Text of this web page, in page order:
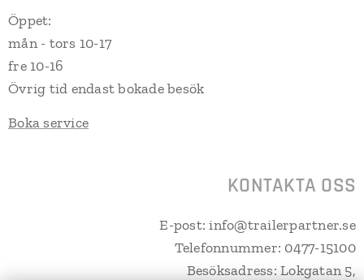
Öppet:
mån - tors 10-17
fre 10-16
Övrig tid endast bokade besök
Boka service
KONTAKTA OSS
E-post: info@trailerpartner.se
Telefonnummer: 0477-15100
Besöksadress: Lokgatan 5,